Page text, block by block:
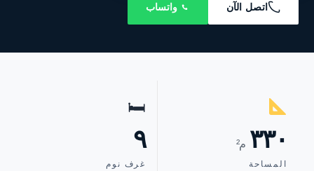
اتصل الآن واتساب
٣٣٠ م²
المساحة
🛏
٩
غرف نوم